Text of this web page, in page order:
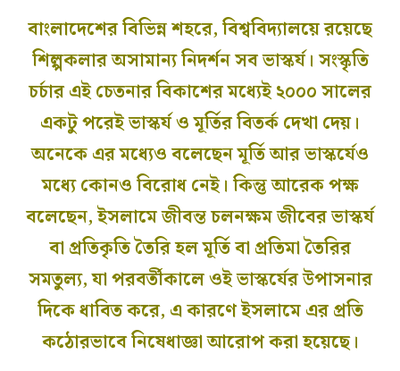
বাংলাদেশের বিভিন্ন শহরে, বিশ্ববিদ্যালয়ে রয়েছে
শিল্পকলার অসামান্য নিদর্শন সব ভাস্কর্য। সংস্কৃতি
চর্চার এই চেতনার বিকাশের মধ্যেই ২০০০ সালের
একটু পরেই ভাস্কর্য ও মূর্তির বিতর্ক দেখা দেয়।
অনেকে এর মধ্যেও বলেছেন মূর্তি আর ভাস্কর্যেও
মধ্যে কোনও বিরোধ নেই। কিন্তু আরেক পক্ষ
বলেছেন, ইসলামে জীবন্ত চলনক্ষম জীবের ভাস্কর্য
বা প্রতিকৃতি তৈরি হল মূর্তি বা প্রতিমা তৈরির
সমতুল্য, যা পরবর্তীকালে ওই ভাস্কর্যের উপাসনার
দিকে ধাবিত করে, এ কারণে ইসলামে এর প্রতি
কঠোরভাবে নিষেধাজ্ঞা আরোপ করা হয়েছে।